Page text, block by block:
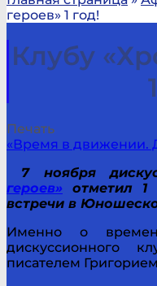
героев» 1 год!
Клубу
Печать
«Время в движении.
7 ноября
героев» отметил 1
встречи в
Именно о
дискуссионного
писателем